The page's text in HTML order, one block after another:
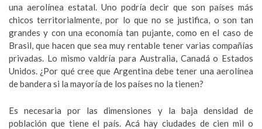
una aerolínea estatal. Uno podría decir que son países más
chicos territorialmente, por lo que no se justifica, o son tan
grandes y con una economía tan pujante, como en el caso de
Brasil, que hacen que sea muy rentable tener varias compañías
privadas. Lo mismo valdría para Australia, Canadá o Estados
Unidos. ¿Por qué cree que Argentina debe tener una aerolínea
de bandera si la mayoría de los países no la tienen?
Es necesaria por las dimensiones y la baja densidad de
población que tiene el país. Acá hay ciudades de cien mil o